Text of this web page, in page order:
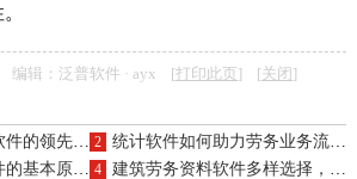
编辑：泛普软件 · ayx [打印此页] [关闭 ]
及核心作用？ 2 统计软件如何助力劳务业务流程，产品组合如何？
现在哪些方面？ 4 建筑劳务资料软件多样选择，满足不同需求选购策略